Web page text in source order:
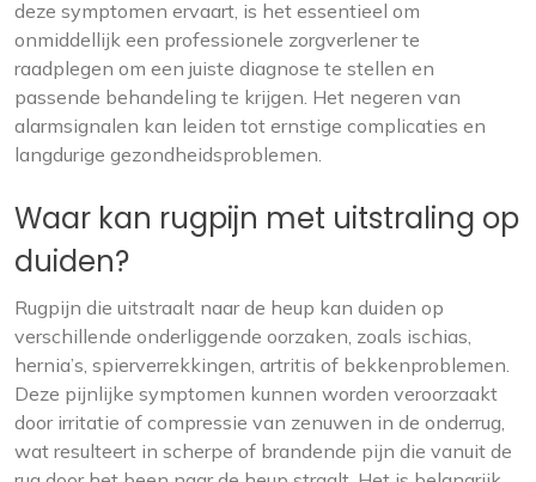
deze symptomen ervaart, is het essentieel om
onmiddellijk een professionele zorgverlener te
raadplegen om een juiste diagnose te stellen en
passende behandeling te krijgen. Het negeren van
alarmsignalen kan leiden tot ernstige complicaties en
langdurige gezondheidsproblemen.
Waar kan rugpijn met uitstraling op
duiden?
Rugpijn die uitstraalt naar de heup kan duiden op
verschillende onderliggende oorzaken, zoals ischias,
hernia’s, spierverrekkingen, artritis of bekkenproblemen.
Deze pijnlijke symptomen kunnen worden veroorzaakt
door irritatie of compressie van zenuwen in de onderrug,
wat resulteert in scherpe of brandende pijn die vanuit de